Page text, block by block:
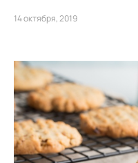
14 октября, 2019